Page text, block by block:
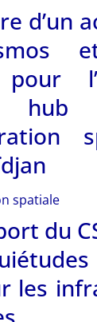
d’un
hub
spatiale
du
les